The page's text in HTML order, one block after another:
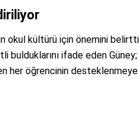
okul kültürü için önemini
ifade eden
her öğrencinin